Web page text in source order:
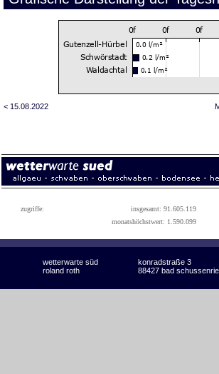
< 15.08.2022
zugriffe: insgesamt: 91.605.119
monatshöchstwert: 1.590.099
wetterwarte süd konradstraße 3
roland roth 88427 bad